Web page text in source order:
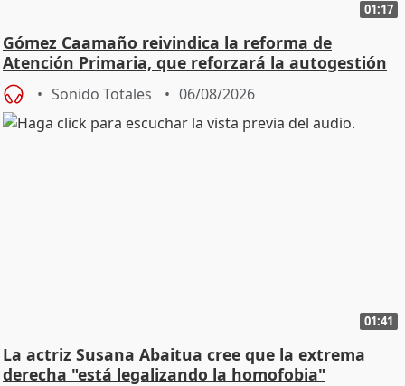
01:17
Gómez Caamaño reivindica la reforma de
Atención Primaria, que reforzará la autogestión
Sonido Totales 06/08/2026
01:41
La actriz Susana Abaitua cree que la extrema
derecha "está legalizando la homofobia"